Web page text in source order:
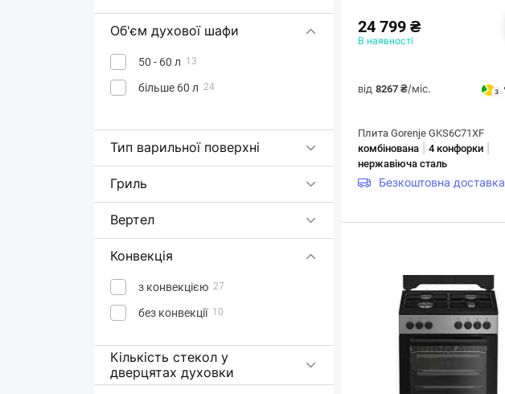
Об'єм духової шафи
50 - 60 л 13
більше 60 л 24
Тип варильної поверхні
Гриль
Вертел
Конвекція
з конвекцією 27
без конвекції 10
Кількість стекол у
дверцятах духовки
24 799 ₴
В наявності
від 8267 ₴/міс. 3
Плита Gorenje GKS6C71XF
комбінована
4 конфорки
нержавіюча сталь
Безкоштовна доставка